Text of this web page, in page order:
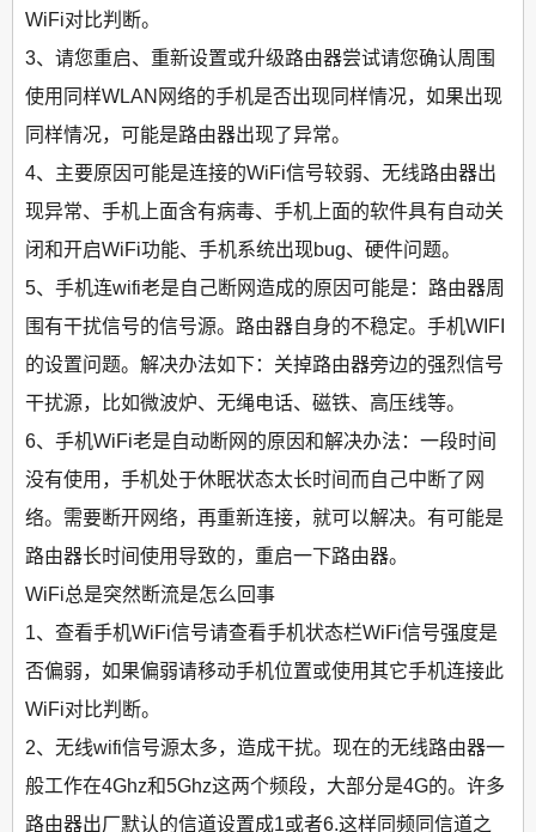
WiFi对比判断。
3、请您重启、重新设置或升级路由器尝试请您确认周围
使用同样WLAN网络的手机是否出现同样情况，如果出现
同样情况，可能是路由器出现了异常。
4、主要原因可能是连接的WiFi信号较弱、无线路由器出
现异常、手机上面含有病毒、手机上面的软件具有自动关
闭和开启WiFi功能、手机系统出现bug、硬件问题。
5、手机连wifi老是自己断网造成的原因可能是：路由器周
围有干扰信号的信号源。路由器自身的不稳定。手机WIFI
的设置问题。解决办法如下：关掉路由器旁边的强烈信号
干扰源，比如微波炉、无绳电话、磁铁、高压线等。
6、手机WiFi老是自动断网的原因和解决办法：一段时间
没有使用，手机处于休眠状态太长时间而自己中断了网
络。需要断开网络，再重新连接，就可以解决。有可能是
路由器长时间使用导致的，重启一下路由器。
WiFi总是突然断流是怎么回事
1、查看手机WiFi信号请查看手机状态栏WiFi信号强度是
否偏弱，如果偏弱请移动手机位置或使用其它手机连接此
WiFi对比判断。
2、无线wifi信号源太多，造成干扰。现在的无线路由器一
般工作在4Ghz和5Ghz这两个频段，大部分是4G的。许多
路由器出厂默认的信道设置成1或者6.这样同频同信道之